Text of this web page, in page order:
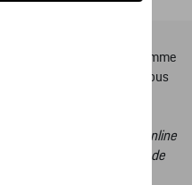
d’articles de la gamme
la gamme complète vous
d’accessoires
vous sortez du online
donc pas la possibilité de